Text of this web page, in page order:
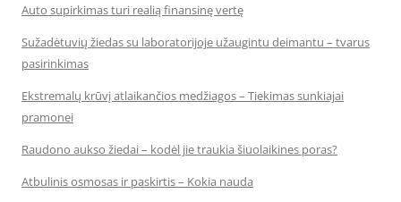
Auto supirkimas turi realią finansinę vertę
Sužadėtuvių žiedas su laboratorijoje užaugintu deimantu – tvarus
pasirinkimas
Ekstremalų krūvį atlaikančios medžiagos – Tiekimas sunkiajai
pramonei
Raudono aukso žiedai – kodėl jie traukia šiuolaikines poras?
Atbulinis osmosas ir paskirtis – Kokia nauda